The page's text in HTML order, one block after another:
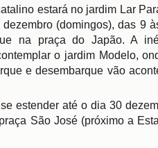
estará no jardim Lar
(domingos), das 9
na praça do Japão. A
o jardim Modelo,
e desembarque vão
estender até o dia 30
São José (próximo a